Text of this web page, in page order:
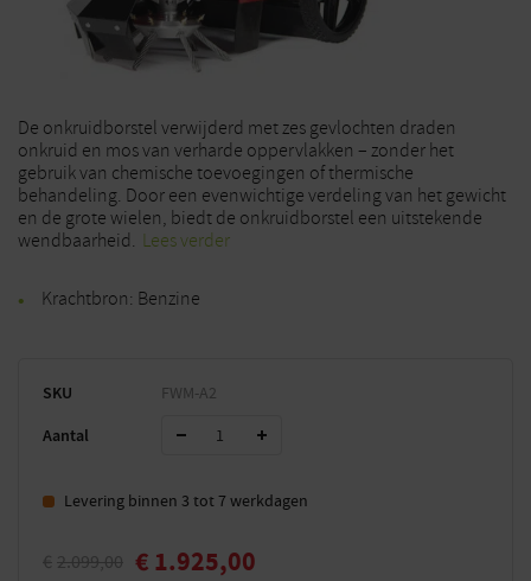
De onkruidborstel verwijderd met zes gevlochten draden
onkruid en mos van verharde oppervlakken – zonder het
gebruik van chemische toevoegingen of thermische
behandeling. Door een evenwichtige verdeling van het gewicht
en de grote wielen, biedt de onkruidborstel een uitstekende
wendbaarheid. Lees verder
Krachtbron: Benzine
SKU FWM-A2
Aantal
Levering binnen 3 tot 7 werkdagen
€ 2.099,00 € 1.925,00